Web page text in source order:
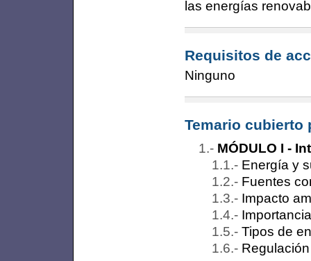
las energías
Requisitos de
Ninguno
Temario cubierto
MÓDULO I -
Energía y
Fuentes
Impacto
Tipos de